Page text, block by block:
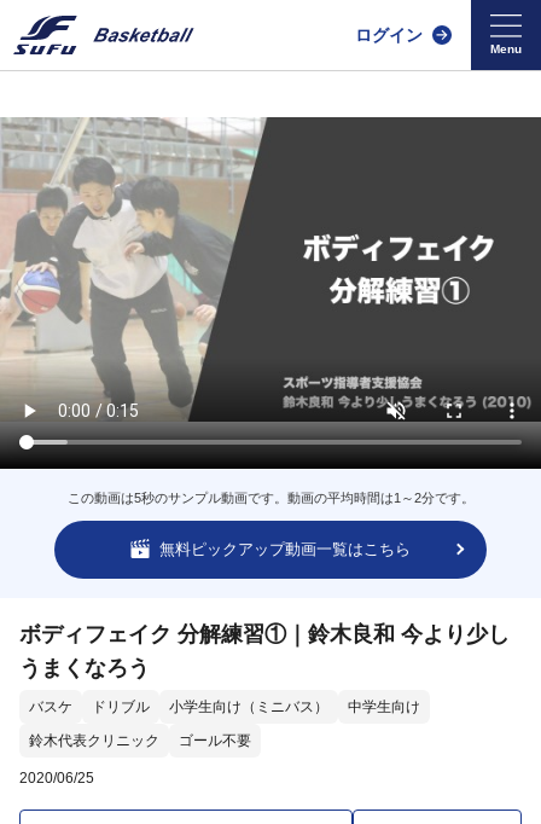
ログイン
この動画は5秒のサンプル動画です。動画の平均時間は1～2分です。
無料ピックアップ動画一覧はこちら
ボディフェイク 分解練習①｜鈴木良和 今より少し
うまくなろう
バスケ ドリブル 小学生向け（ミニバス）
中学生向け
鈴木代表クリニック
ゴール不要
2020/06/25